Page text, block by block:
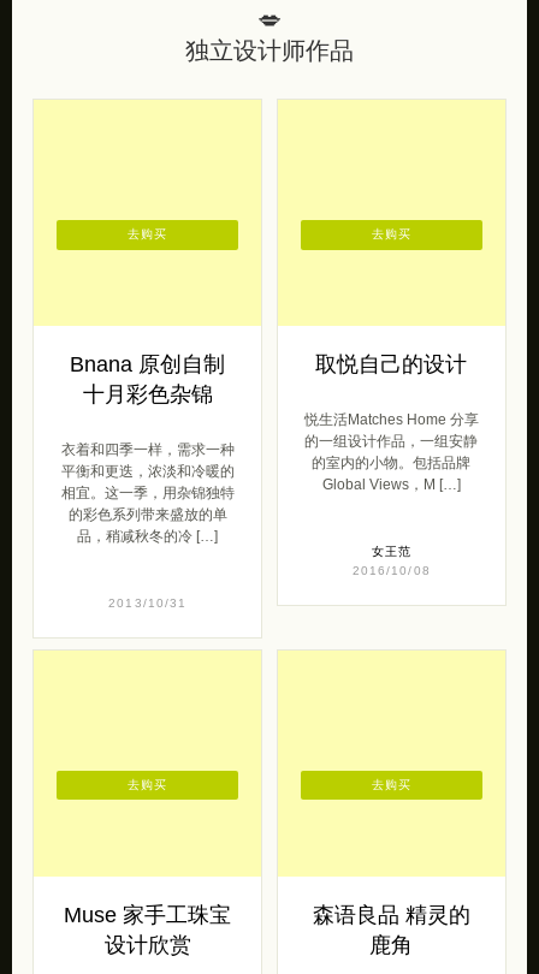
💋
独立设计师作品
Bnana 原创自制
十月彩色杂锦
衣着和四季一样，需求一种
平衡和更迭，浓淡和冷暖的
相宜。这一季，用杂锦独特
的彩色系列带来盛放的单
品，稍减秋冬的冷 […]
2013/10/31
去购买
取悦自己的设计
悦生活Matches Home 分享
的一组设计作品，一组安静
的室内的小物。包括品牌
Global Views，M […]
女王范
2016/10/08
去购买
Muse 家手工珠宝
设计欣赏
去购买
森语良品 精灵的
鹿角
去购买